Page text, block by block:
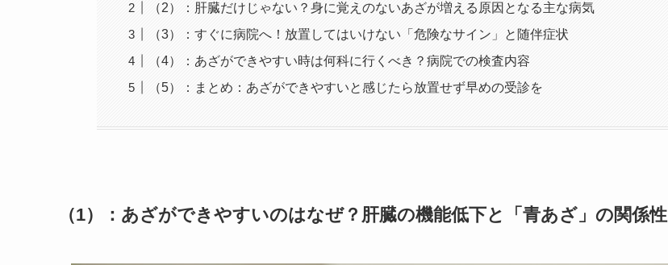
（2）：肝臓だけじゃない？身に覚えのないあざが増える原因となる主な病気
（3）：すぐに病院へ！放置してはいけない「危険なサイン」と随伴症状
（4）：あざができやすい時は何科に行くべき？病院での検査内容
（5）：まとめ：あざができやすいと感じたら放置せず早めの受診を
（1）：あざができやすいのはなぜ？肝臓の機能低下と「青あざ」の関係性